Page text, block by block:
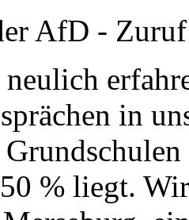
AfD -
neulich
in
% liegt.